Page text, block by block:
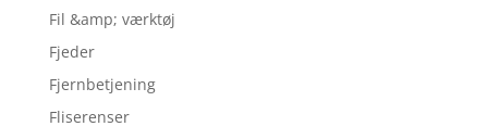
Fil &amp; værktøj
Fjeder
Fjernbetjening
Fliserenser